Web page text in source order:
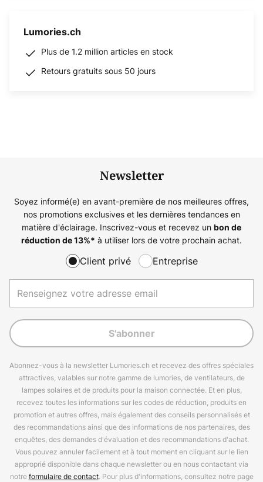
Lumories.ch
Plus de 1.2 million articles en stock
Retours gratuits sous 50 jours
Newsletter
Soyez informé(e) en avant-première de nos meilleures offres,
nos promotions exclusives et les dernières tendances en
matière d'éclairage. Inscrivez-vous et recevez un bon de
réduction de13%* à utiliser lors de votre prochain achat.
Client privé Entreprise
S'abonner
Abonnez-vous à la newsletter Lumories.ch et recevez des offres spéciales
attractives, valables sur notre gamme de lumories, de ventilateurs, de
lampes solaires et de produits pour la maison connectée. Et en plus,
recevez toutes les informations sur les codes de réduction, produits en
promotion et autres offres, mais également des conseils personnalisés et
des recommandations ainsi que des informations de nos partenaires, des
enquêtes, des demandes d'évaluation et des recommandations d'achat.
Vous pouvez annuler facilement et à tout moment en cliquant sur le lien
approprié disponible dans chaque newsletter ou en nous contactant via
notreformulaire de contact. Pour plus d'informations, consultez notre page